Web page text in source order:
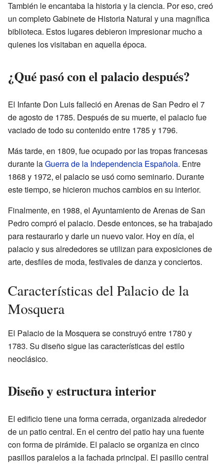
También le encantaba la historia y la ciencia. Por eso, creó
un completo Gabinete de Historia Natural y una magnífica
biblioteca. Estos lugares debieron impresionar mucho a
quienes los visitaban en aquella época.
¿Qué pasó con el palacio después?
El Infante Don Luis falleció en Arenas de San Pedro el 7
de agosto de 1785. Después de su muerte, el palacio fue
vaciado de todo su contenido entre 1785 y 1796.
Más tarde, en 1809, fue ocupado por las tropas francesas
durante laGuerra de la Independencia Española. Entre
1868 y 1972, el palacio se usó como seminario. Durante
este tiempo, se hicieron muchos cambios en su interior.
Finalmente, en 1988, el Ayuntamiento de Arenas de San
Pedro compró el palacio. Desde entonces, se ha trabajado
para restaurarlo y darle un nuevo valor. Hoy en día, el
palacio y sus alrededores se utilizan para exposiciones de
arte, desfiles de moda, festivales de danza y conciertos.
Características del Palacio de la
Mosquera
El Palacio de la Mosquera se construyó entre 1780 y
1783. Su diseño sigue las características del estilo
neoclásico.
Diseño y estructura interior
El edificio tiene una forma cerrada, organizada alrededor
de un patio central. En el centro del patio hay una fuente
con forma de pirámide. El palacio se organiza en cinco
pasillos paralelos a la fachada principal. El pasillo central